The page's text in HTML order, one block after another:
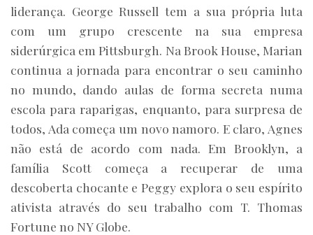
liderança. George Russell tem a sua própria luta
com um grupo crescente na sua empresa
siderúrgica em Pittsburgh. Na Brook House, Marian
continua a jornada para encontrar o seu caminho
no mundo, dando aulas de forma secreta numa
escola para raparigas, enquanto, para surpresa de
todos, Ada começa um novo namoro. E claro, Agnes
não está de acordo com nada. Em Brooklyn, a
família Scott começa a recuperar de uma
descoberta chocante e Peggy explora o seu espírito
ativista através do seu trabalho com T. Thomas
Fortune no NY Globe.